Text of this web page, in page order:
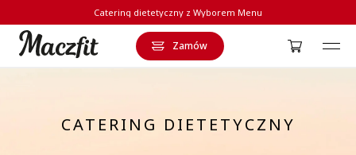
Catering dietetyczny z Wyborem Menu
Zamów
CATERING DIETETYCZNY